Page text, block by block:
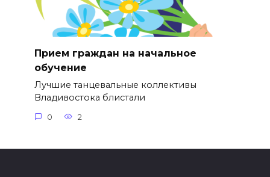
Прием граждан на начальное
обучение
Лучшие танцевальные коллективы
Владивостока блистали
0 2